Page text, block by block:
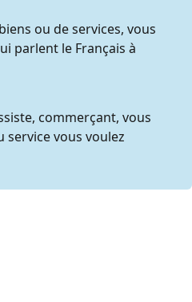
ou de services, vous
parlent le Français à
commerçant, vous
service vous voulez